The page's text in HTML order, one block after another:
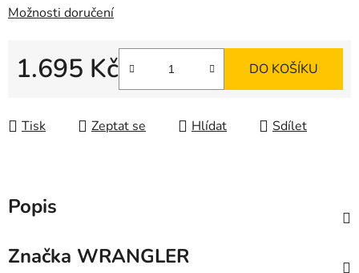
Možnosti doručení
1.695 Kč DO KOŠÍKU
Tisk Zeptat se Hlídat Sdílet
Popis
Značka WRANGLER